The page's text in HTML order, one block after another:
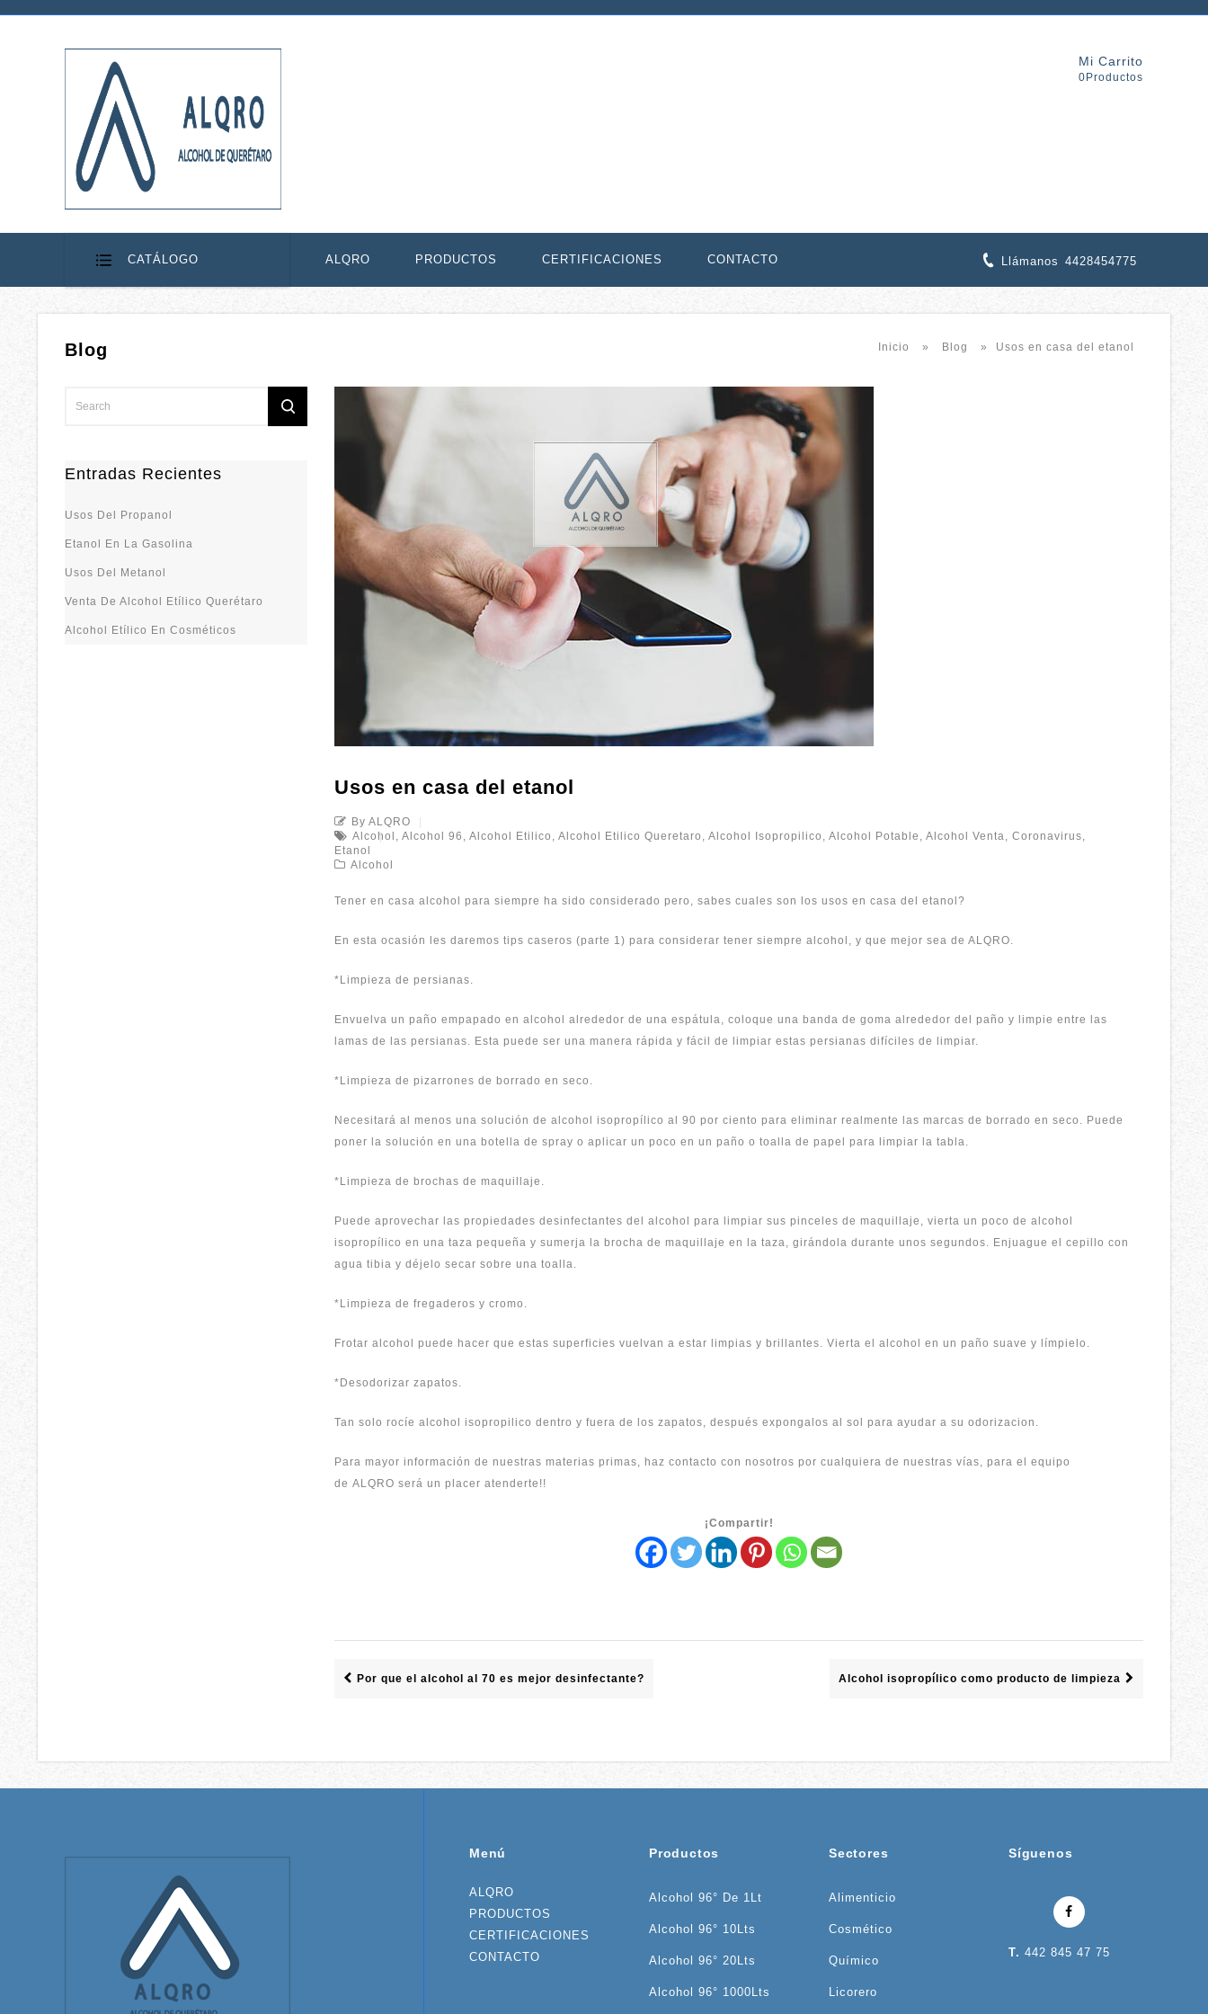
Mi Carrito
0Productos
CATÁLOGO ALQRO PRODUCTOS CERTIFICACIONES CONTACTO Llámanos 4428454775
Blog Inicio » Blog » Usos en casa del etanol
Usos en casa del etanol
By ALQRO
Alcohol , Alcohol 96 , Alcohol Etilico , Alcohol Etilico Queretaro , Alcohol Isopropilico , Alcohol Potable , Alcohol Venta, Coronavirus,
Etanol
Alcohol
Tener en casa alcohol para siempre ha sido considerado pero, sabes cuales son los usos en casa del etanol?
En esta ocasión les daremos tips caseros (parte 1) para considerar tener siempre alcohol, y que mejor sea de ALQRO.
*Limpieza de persianas.
Envuelva un paño empapado en alcohol alrededor de una espátula, coloque una banda de goma alrededor del paño y limpie entre las
lamas de las persianas. Esta puede ser una manera rápida y fácil de limpiar estas persianas difíciles de limpiar.
*Limpieza de pizarrones de borrado en seco.
Necesitará al menos una solución de alcohol isopropílico al 90 por ciento para eliminar realmente las marcas de borrado en seco. Puede
poner la solución en una botella de spray o aplicar un poco en un paño o toalla de papel para limpiar la tabla.
*Limpieza de brochas de maquillaje.
Puede aprovechar las propiedades desinfectantes del alcohol para limpiar sus pinceles de maquillaje, vierta un poco de alcohol
isopropílico en una taza pequeña y sumerja la brocha de maquillaje en la taza, girándola durante unos segundos. Enjuague el cepillo con
agua tibia y déjelo secar sobre una toalla.
*Limpieza de fregaderos y cromo.
Frotar alcohol puede hacer que estas superficies vuelvan a estar limpias y brillantes. Vierta el alcohol en un paño suave y límpielo.
*Desodorizar zapatos.
Tan solo rocíe alcohol isopropilico dentro y fuera de los zapatos, después expongalos al sol para ayudar a su odorizacion.
Para mayor información de nuestras materias primas, haz contacto con nosotros por cualquiera de nuestras vías, para el equipo
de ALQRO será un placer atenderte!!
¡Compartir!
Por que el alcohol al 70 es mejor desinfectante? Alcohol isopropílico como producto de limpieza
Entradas Recientes
Usos Del Propanol
Etanol En La Gasolina
Usos Del Metanol
Venta De Alcohol Etílico Querétaro
Alcohol Etílico En Cosméticos
Menú
ALQRO
PRODUCTOS
CERTIFICACIONES
CONTACTO
Productos
Alcohol 96° De 1Lt
Alcohol 96° 10Lts
Alcohol 96° 20Lts
Alcohol 96° 1000Lts
Sectores
Alimenticio
Cosmético
Químico
Licorero
Síguenos
T. 442 845 47 75